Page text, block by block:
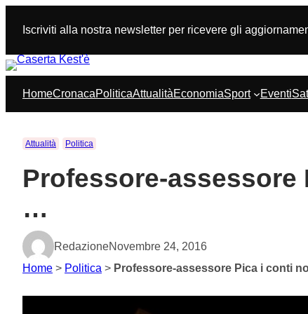
contenuto
Iscriviti alla nostra newsletter per ricevere gli
HomeCronacaPoliticaAttualitàEconomiaSport Eventi
Attualità Politica
Professore-
…
RedazioneNovembre 24, 2016
Home > Politica > Professore-assessore Pica i conti